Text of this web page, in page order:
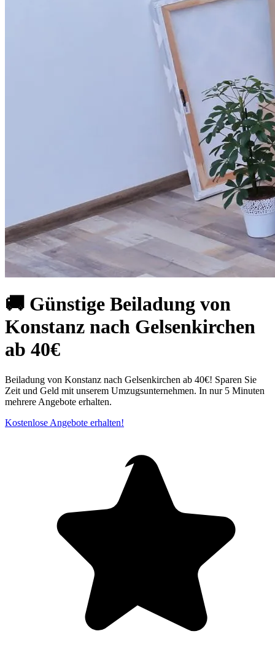
🚚 Günstige Beiladung von
Konstanz nach Gelsenkirchen
ab 40€
Beiladung von Konstanz nach Gelsenkirchen ab 40€! Sparen Sie
Zeit und Geld mit unserem Umzugsunternehmen. In nur 5 Minuten
mehrere Angebote erhalten.
Kostenlose Angebote erhalten!